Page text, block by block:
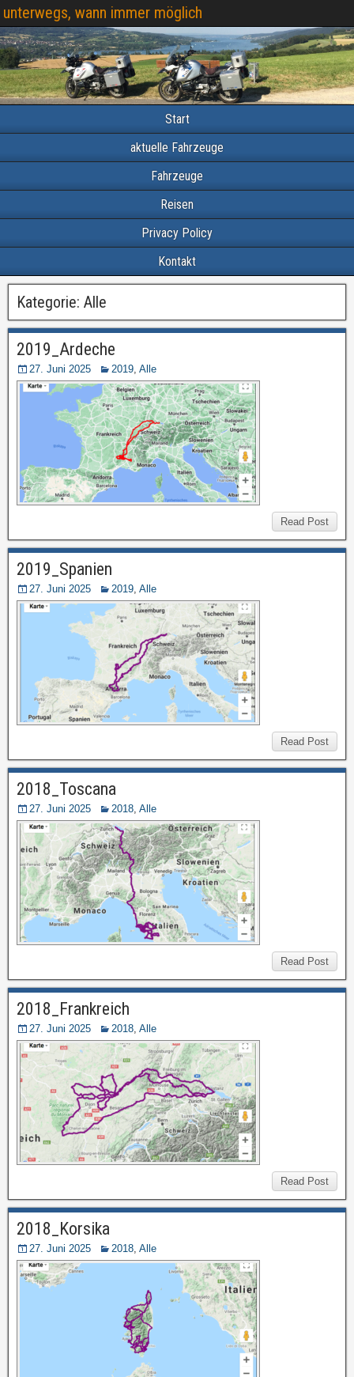
unterwegs, wann immer möglich
Start
aktuelle Fahrzeuge
Fahrzeuge
Reisen
Privacy Policy
Kontakt
Kategorie: Alle
2019_Ardeche
27. Juni 2025 2019, Alle
Read Post
2019_Spanien
27. Juni 2025 2019, Alle
Read Post
2018_Toscana
27. Juni 2025 2018, Alle
Read Post
2018_Frankreich
27. Juni 2025 2018, Alle
Read Post
2018_Korsika
27. Juni 2025 2018, Alle